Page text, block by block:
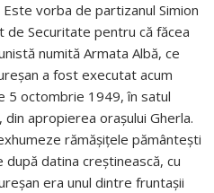
vorba de partizanul Simion
Securitate pentru că făcea
numită Armata Albă, ce
a fost executat acum
5 octombrie 1949, în satul
din apropierea oraşului Gherla.
rămăşiţele pământeşti
datina creştinească, cu
era unul dintre fruntaşii